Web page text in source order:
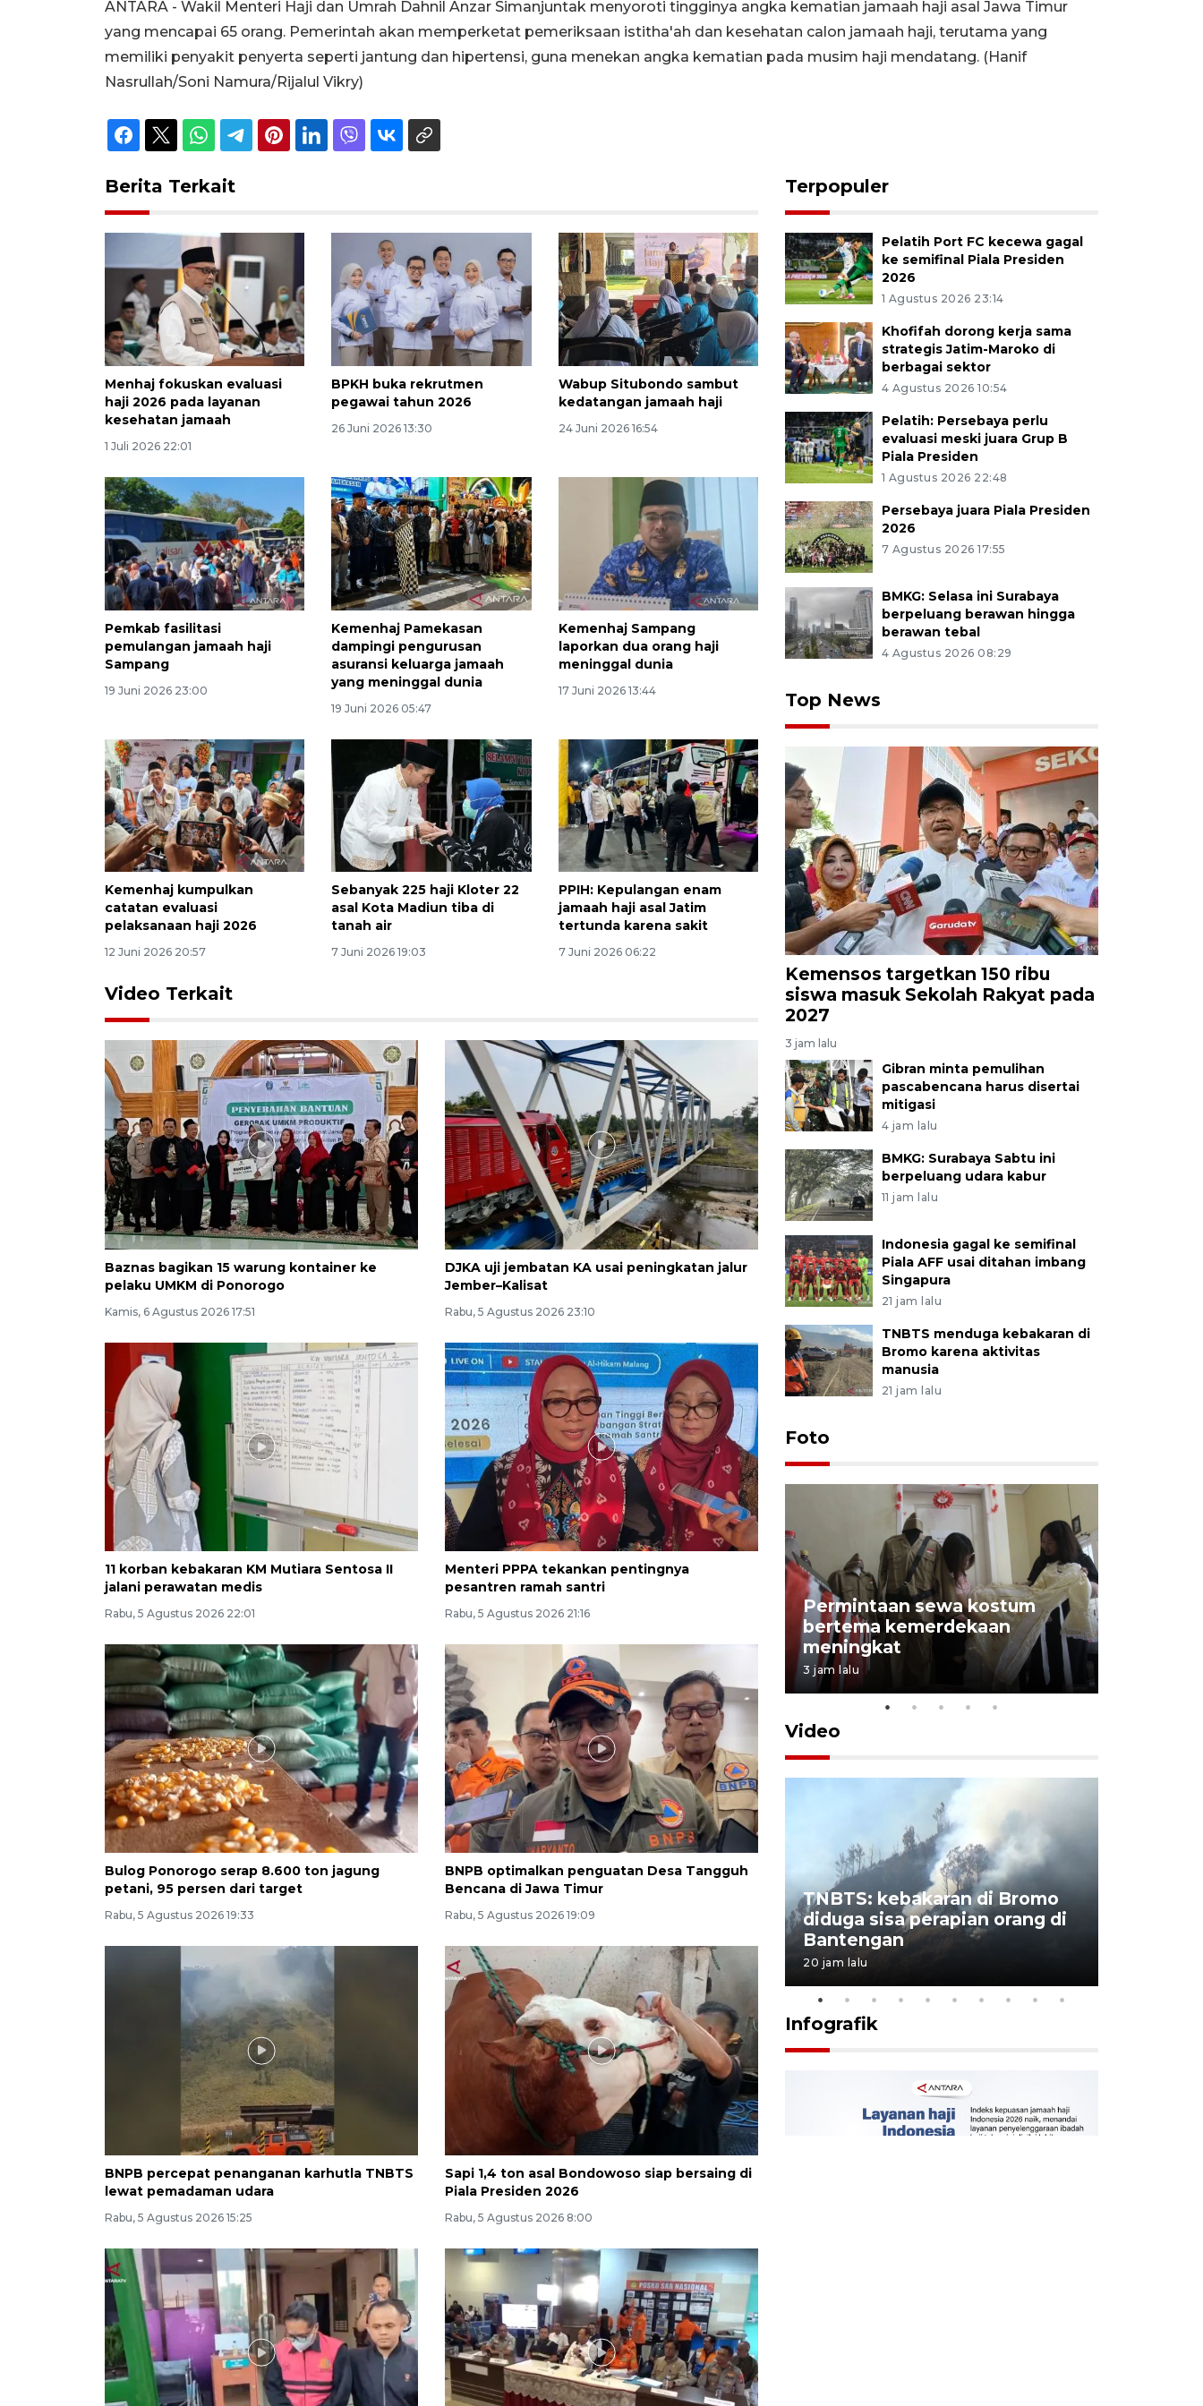
ANTARA - Wakil Menteri Haji dan Umrah Dahnil Anzar Simanjuntak menyoroti tingginya angka kematian jamaah haji asal Jawa Timur
yang mencapai 65 orang. Pemerintah akan memperketat pemeriksaan istitha'ah dan kesehatan calon jamaah haji, terutama yang
memiliki penyakit penyerta seperti jantung dan hipertensi, guna menekan angka kematian pada musim haji mendatang. (Hanif
Nasrullah/Soni Namura/Rijalul Vikry)
Berita Terkait
Menhaj fokuskan evaluasi
haji 2026 pada layanan
kesehatan jamaah
1 Juli 2026 22:01
BPKH buka rekrutmen
pegawai tahun 2026
26 Juni 2026 13:30
Wabup Situbondo sambut
kedatangan jamaah haji
24 Juni 2026 16:54
Pemkab fasilitasi
pemulangan jamaah haji
Sampang
19 Juni 2026 23:00
Kemenhaj Pamekasan
dampingi pengurusan
asuransi keluarga jamaah
yang meninggal dunia
19 Juni 2026 05:47
Kemenhaj Sampang
laporkan dua orang haji
meninggal dunia
17 Juni 2026 13:44
Kemenhaj kumpulkan
catatan evaluasi
pelaksanaan haji 2026
12 Juni 2026 20:57
Sebanyak 225 haji Kloter 22
asal Kota Madiun tiba di
tanah air
7 Juni 2026 19:03
PPIH: Kepulangan enam
jamaah haji asal Jatim
tertunda karena sakit
7 Juni 2026 06:22
Video Terkait
Baznas bagikan 15 warung kontainer ke
pelaku UMKM di Ponorogo
Kamis, 6 Agustus 2026 17:51
DJKA uji jembatan KA usai peningkatan jalur
Jember–Kalisat
Rabu, 5 Agustus 2026 23:10
11 korban kebakaran KM Mutiara Sentosa II
jalani perawatan medis
Rabu, 5 Agustus 2026 22:01
Menteri PPPA tekankan pentingnya
pesantren ramah santri
Rabu, 5 Agustus 2026 21:16
Bulog Ponorogo serap 8.600 ton jagung
petani, 95 persen dari target
Rabu, 5 Agustus 2026 19:33
BNPB optimalkan penguatan Desa Tangguh
Bencana di Jawa Timur
Rabu, 5 Agustus 2026 19:09
BNPB percepat penanganan karhutla TNBTS
lewat pemadaman udara
Rabu, 5 Agustus 2026 15:25
Sapi 1,4 ton asal Bondowoso siap bersaing di
Piala Presiden 2026
Rabu, 5 Agustus 2026 8:00
Terpopuler
Pelatih Port FC kecewa gagal
ke semifinal Piala Presiden
2026
1 Agustus 2026 23:14
Khofifah dorong kerja sama
strategis Jatim-Maroko di
berbagai sektor
4 Agustus 2026 10:54
Pelatih: Persebaya perlu
evaluasi meski juara Grup B
Piala Presiden
1 Agustus 2026 22:48
Persebaya juara Piala Presiden
2026
7 Agustus 2026 17:55
BMKG: Selasa ini Surabaya
berpeluang berawan hingga
berawan tebal
4 Agustus 2026 08:29
Top News
Kemensos targetkan 150 ribu
siswa masuk Sekolah Rakyat pada
2027
3 jam lalu
Gibran minta pemulihan
pascabencana harus disertai
mitigasi
4 jam lalu
BMKG: Surabaya Sabtu ini
berpeluang udara kabur
11 jam lalu
Indonesia gagal ke semifinal
Piala AFF usai ditahan imbang
Singapura
21 jam lalu
TNBTS menduga kebakaran di
Bromo karena aktivitas
manusia
21 jam lalu
Foto
Penguatan struktur jembatan
Niyama Tulungagung
7 Agustus 2026 14:36
Permintaan sewa kostum
bertema kemerdekaan
meningkat
3 jam lalu
Video
BPBD Jatim kerahkan "Drone
Water Spray" bantu padamkan
6 Agustus 2026 18:23
TNBTS: kebakaran di Bromo
diduga sisa perapian orang di
Bantengan
20 jam lalu
Infografik